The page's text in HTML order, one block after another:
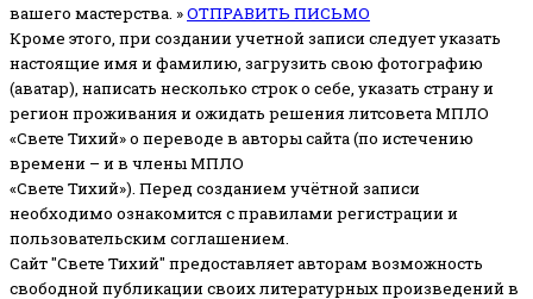
вашего мастерства. »ОТПРАВИТЬ ПИСЬМО
Кроме этого, при создании учетной записи следует указать
настоящие имя и фамилию, загрузить свою фотографию
(аватар), написать несколько строк о себе, указать страну и
регион проживания и ожидать решения литсовета МПЛО
«Свете Тихий» о переводе в авторы сайта (по истечению
времени – и в члены МПЛО
«Свете Тихий»). Перед созданием учётной записи
необходимо ознакомится с правилами регистрации и
пользовательским соглашением.
Сайт "Свете Тихий" предоставляет авторам возможность
свободной публикации своих литературных произведений в